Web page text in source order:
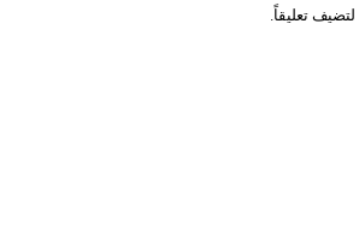
لتضيف تعليقاً.